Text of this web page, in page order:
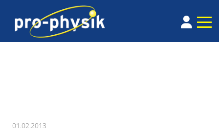
01.02.2013